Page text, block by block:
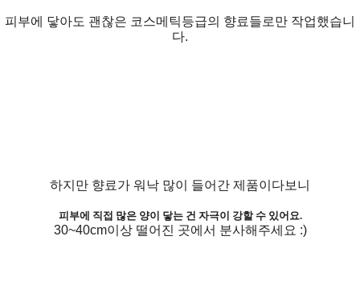
피부에 닿아도 괜찮은 코스메틱등급의 향료들로만 작업했습니
다.
하지만 향료가 워낙 많이 들어간 제품이다보니
피부에 직접 많은 양이 닿는 건 자극이 강할 수 있어요.
30~40cm이상 떨어진 곳에서 분사해주세요 :)